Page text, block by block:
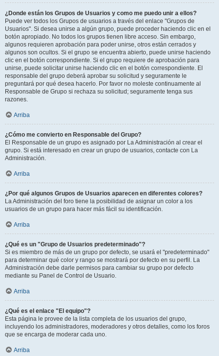
¿Donde están los Grupos de Usuarios y como me puedo unir a ellos?
Puede ver todos los Grupos de usuarios a través del enlace "Grupos de
Usuarios". Si desea unirse a algún grupo, puede proceder haciendo clic en el
botón apropiado. No todos los grupos tienen libre acceso. Sin embargo,
algunos requieren aprobación para poder unirse, otros están cerrados y
algunos son ocultos. Si el grupo se encuentra abierto, puede unirse haciendo
clic en el botón correspondiente. Si el grupo requiere de aprobación para
unirse, puede solicitar unirse haciendo clic en el botón correspondiente. El
responsable del grupo deberá aprobar su solicitud y seguramente le
preguntará por qué desea hacerlo. Por favor no moleste continuamente al
Responsable de Grupo si rechaza su solicitud; seguramente tenga sus
razones.
Arriba
¿Cómo me convierto en Responsable del Grupo?
El Responsable de un grupo es asignado por La Administración al crear el
grupo. Si está interesado en crear un grupo de usuarios, contacte con La
Administración.
Arriba
¿Por qué algunos Grupos de Usuarios aparecen en diferentes colores?
La Administración del foro tiene la posibilidad de asignar un color a los
usuarios de un grupo para hacer más fácil su identificación.
Arriba
¿Qué es un "Grupo de Usuarios predeterminado"?
Si es miembro de más de un grupo por defecto, se usará el "predeterminado"
para determinar qué color y rango se mostrará por defecto en su perfil. La
Administración debe darle permisos para cambiar su grupo por defecto
mediante su Panel de Control de Usuario.
Arriba
¿Qué es el enlace "El equipo"?
Esta página le provee de la lista completa de los usuarios del grupo,
incluyendo los administradores, moderadores y otros detalles, como los foros
que se encarga de moderar cada uno.
Arriba